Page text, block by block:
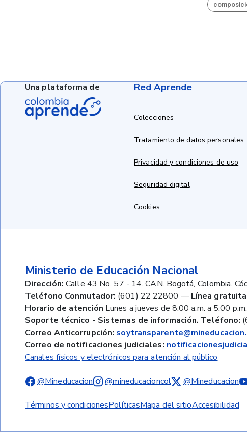
Red Aprende
Colecciones
Tratamiento de datos personales
Privacidad y condiciones de uso
Seguridad digital
Cookies
Ministerio de Educación Nacional
Dirección: Calle 43 No. 57 - 14. CAN. Bogotá, Colombia.
Teléfono Conmutador: (601) 22 22800 — Línea
Horario de atención Lunes a jueves de 8:00 a.m. a 5:00
Soporte técnico - Sistemas de información. Teléfono:
Correo Anticorrupción:
Correo de notificaciones judiciales:
Canales físicos y electrónicos para atención al público
@Mineducacion @mineducacioncol @Mineducacion
Términos y condicionesPolíticasMapa del sitioAccesibilidad
Una plataforma de